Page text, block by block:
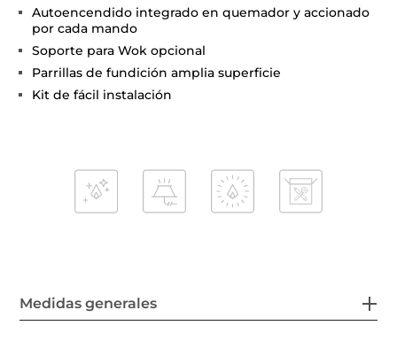
Autoencendido integrado en quemador y accionado
por cada mando
Soporte para Wok opcional
Parrillas de fundición amplia superficie
Kit de fácil instalación
Medidas generales